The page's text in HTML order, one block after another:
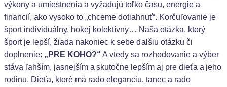
výkony a umiestnenia a vyžadujú toľko času, energie a
financií, ako vysoko to „chceme dotiahnuť“. Korčuľovanie je
šport individuálny, hokej kolektívny… Naša otázka, ktorý
šport je lepší, žiada nakoniec k sebe ďalšiu otázku či
doplnenie: „PRE KOHO?“ A vtedy sa rozhodovanie a výber
stáva ľahším, jasnejším a skutočne lepším aj pre dieťa a jeho
rodinu. Dieťa, ktoré má rado eleganciu, tanec a rado